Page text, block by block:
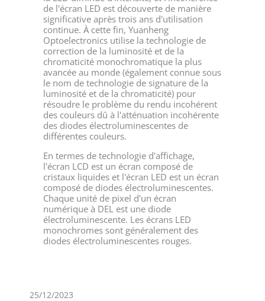
de l'écran LED est découverte de manière
significative après trois ans d'utilisation
continue. À cette fin, Yuanheng
Optoelectronics utilise la technologie de
correction de la luminosité et de la
chromaticité monochromatique la plus
avancée au monde (également connue sous
le nom de technologie de signature de la
luminosité et de la chromaticité) pour
résoudre le problème du rendu incohérent
des couleurs dû à l'atténuation incohérente
des diodes électroluminescentes de
différentes couleurs.
En termes de technologie d'affichage,
l'écran LCD est un écran composé de
cristaux liquides et l'écran LED est un écran
composé de diodes électroluminescentes.
Chaque unité de pixel d'un écran
numérique à DEL est une diode
électroluminescente. Les écrans LED
monochromes sont généralement des
diodes électroluminescentes rouges.
25/12/2023